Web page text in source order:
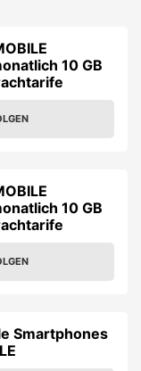
10 GB
10 GB
Smartphones